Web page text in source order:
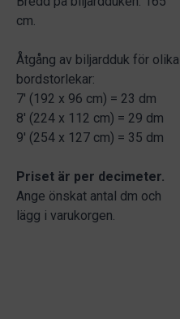
cm.
Åtgång av biljardduk för olika
bordstorlekar:
7' (192 x 96 cm) = 23 dm
8' (224 x 112 cm) = 29 dm
9' (254 x 127 cm) = 35 dm
Priset är per decimeter.
Ange önskat antal dm och
lägg i varukorgen.